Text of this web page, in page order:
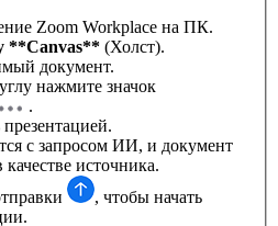
Zoom Workplace на ПК.
**Canvas** (Холст).
документ.
нажмите значок
.
презентацией.
с запросом ИИ, и документ
источника.
, чтобы начать